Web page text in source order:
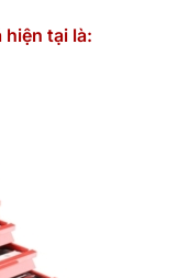
hiện tại là: